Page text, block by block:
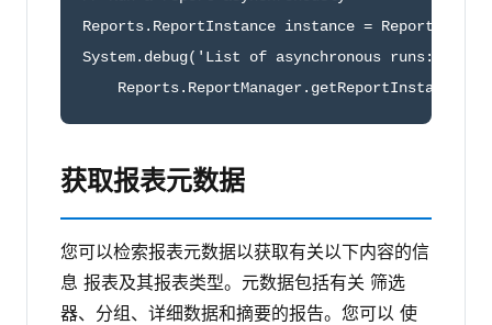
Reports.ReportInstance instance =
System.debug('List of asynchronous runs: ' +
获取报表元数据
您可以检索报表元数据以获取有关以下内容的信
息 报表及其报表类型。元数据包括有关 筛选
器、分组、详细数据和摘要的报告。您可以 使